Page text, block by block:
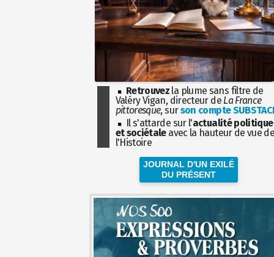
Retrouvez la plume sans filtre de
Valéry Vigan, directeur de La France
pittoresque, surson compte
Il s'attarde sur l'actualité politique
et sociétaleavec la hauteur de vue
l'Histoire
JOURNAL D'UN EXILÉ
DU PRÉSENT